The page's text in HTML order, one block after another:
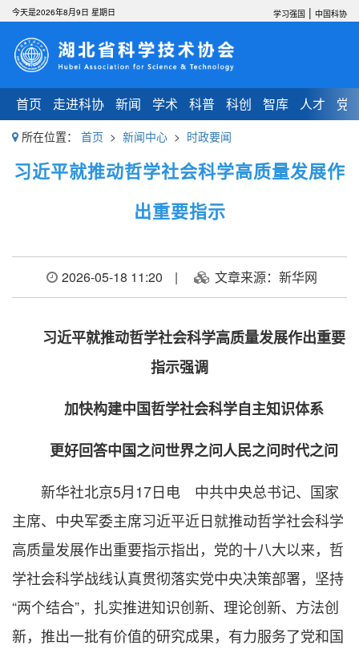
首页 走进科协 新闻 学术 科普 科创 智库 人才 党
今天是2026年8月9日 星期日 学习强国 | 中国科协
所在位置： 首页 > 新闻中心 > 时政要闻
习近平就推动哲学社会科学高质量发展作
出重要指示
2026-05-18 11:20 | 文章来源：新华网
习近平就推动哲学社会科学高质量发展作出重要
指示强调
加快构建中国哲学社会科学自主知识体系
更好回答中国之问世界之问人民之问时代之问
新华社北京5月17日电 中共中央总书记、国家
主席、中央军委主席习近平近日就推动哲学社会科学
高质量发展作出重要指示指出，党的十八大以来，哲
学社会科学战线认真贯彻落实党中央决策部署，坚持
“两个结合”，扎实推进知识创新、理论创新、方法创
新，推出一批有价值的研究成果，有力服务了党和国